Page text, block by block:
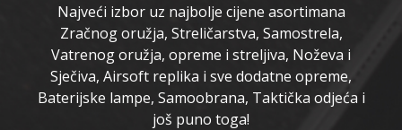
Najveći izbor uz najbolje cijene asortimana
Zračnog oružja, Streličarstva, Samostrela,
Vatrenog oružja, opreme i streljiva, Noževa i
Sječiva, Airsoft replika i sve dodatne opreme,
Baterijske lampe, Samoobrana, Taktička odjeća i
još puno toga!